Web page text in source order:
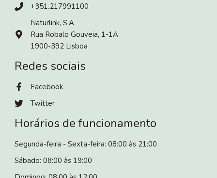
+351.217991100
Naturlink, S.A
Rua Robalo Gouveia, 1-1A
1900-392 Lisboa
Redes sociais
Facebook
Twitter
Horários de funcionamento
Segunda-feira - Sexta-feira: 08:00 às 21:00
Sábado: 08:00 às 19:00